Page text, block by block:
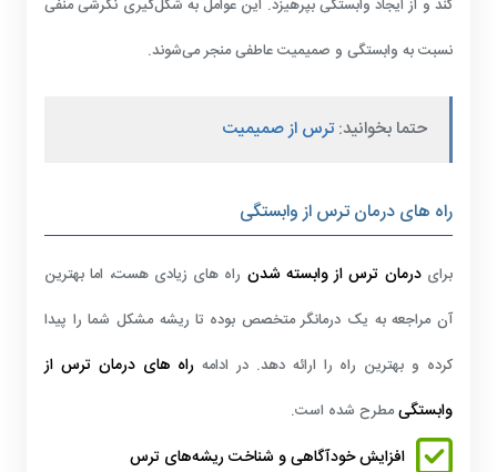
کند و از ایجاد وابستگی بپرهیزد. این عوامل به شکل‌گیری نگرشی منفی
نسبت به وابستگی و صمیمیت عاطفی منجر می‌شوند.
حتما بخوانید: ترس از صمیمیت
راه های درمان ترس از وابستگی
برایدرمان ترس از وابسته شدن راه های زیادی هست، اما بهترین
آن مراجعه به یک درمانگر متخصص بوده تا ریشه مشکل شما را پیدا
کرده و بهترین راه را ارائه دهد. در ادامه راه های درمان ترس از
وابستگیمطرح شده است.
افزایش خودآگاهی و شناخت ریشه‌های ترس